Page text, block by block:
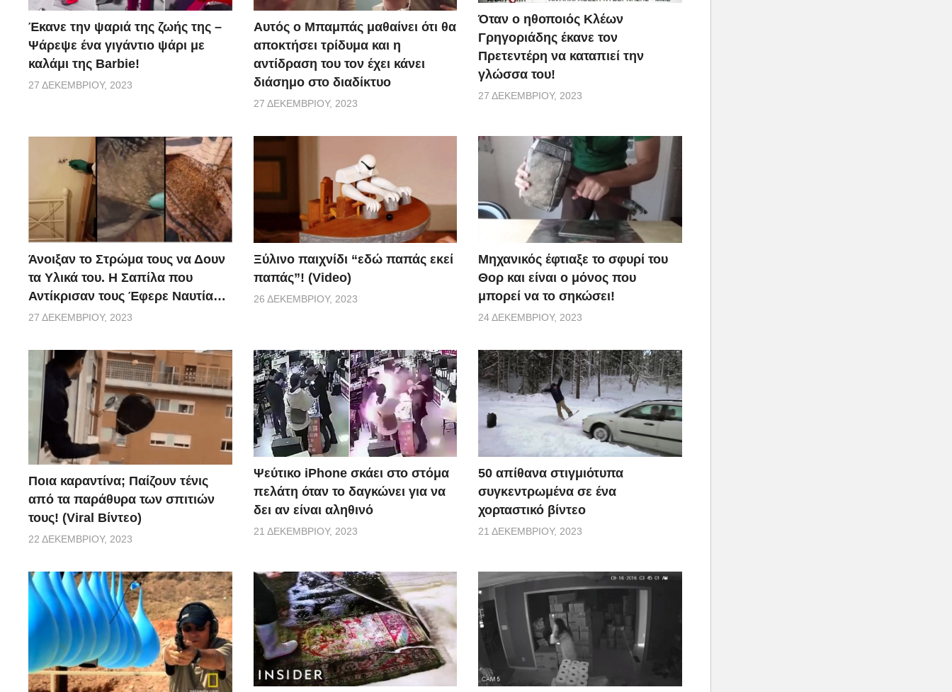
protothema.gr
Έκανε την ψαριά της ζωής της –
Ψάρεψε ένα γιγάντιο ψάρι με
καλάμι της Barbie!
27 ΔΕΚΕΜΒΡΊΟΥ, 2023
Αυτός ο Μπαμπάς μαθαίνει ότι θα
αποκτήσει τρίδυμα και η
αντίδραση του τον έχει κάνει
διάσημο στο διαδίκτυο
27 ΔΕΚΕΜΒΡΊΟΥ, 2023
Όταν ο ηθοποιός Κλέων
Γρηγοριάδης έκανε τον
Πρετεντέρη να καταπιεί την
γλώσσα του!
27 ΔΕΚΕΜΒΡΊΟΥ, 2023
Άνοιξαν το Στρώμα τους να Δουν
τα Υλικά του. Η Σαπίλα που
Αντίκρισαν τους Έφερε Ναυτία…
27 ΔΕΚΕΜΒΡΊΟΥ, 2023
Ξύλινο παιχνίδι “εδώ παπάς εκεί
παπάς”! (Video)
26 ΔΕΚΕΜΒΡΊΟΥ, 2023
Μηχανικός έφτιαξε το σφυρί του
Θορ και είναι ο μόνος που
μπορεί να το σηκώσει!
24 ΔΕΚΕΜΒΡΊΟΥ, 2023
Ποια καραντίνα; Παίζουν τένις
από τα παράθυρα των σπιτιών
τους! (Viral Βίντεο)
22 ΔΕΚΕΜΒΡΊΟΥ, 2023
Ψεύτικο iPhone σκάει στο στόμα
πελάτη όταν το δαγκώνει για να
δει αν είναι αληθινό
21 ΔΕΚΕΜΒΡΊΟΥ, 2023
50 απίθανα στιγμιότυπα
συγκεντρωμένα σε ένα
χορταστικό βίντεο
21 ΔΕΚΕΜΒΡΊΟΥ, 2023